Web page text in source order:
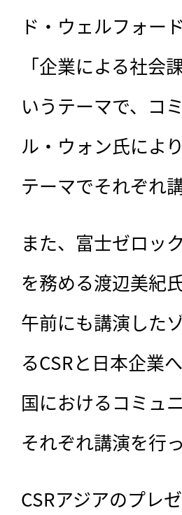
ド・ウェルフォー
「企業による社会
いうテーマで、コ
ル・ウォン氏によ
テーマでそれぞれ
また、富士ゼロッ
を務める渡辺美紀
午前にも講演した
るCSRと日本企業
国におけるコミュ
それぞれ講演を行っ
CSRアジアのプレ